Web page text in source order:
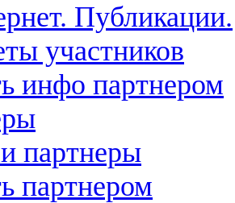
Публикации.
участников
инфо партнером
партнеры
партнером